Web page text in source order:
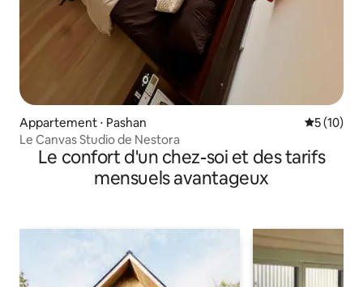
Appartement ⋅ Pashan
5 (10)
Le Canvas Studio de Nestora
Le confort d'un chez-soi et des tarifs
mensuels avantageux